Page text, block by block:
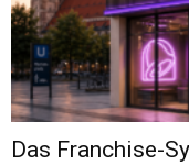
Das Franchise-